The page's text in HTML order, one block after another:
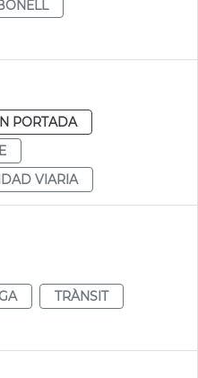
PORTADA
VIARIA
TRÀNSIT